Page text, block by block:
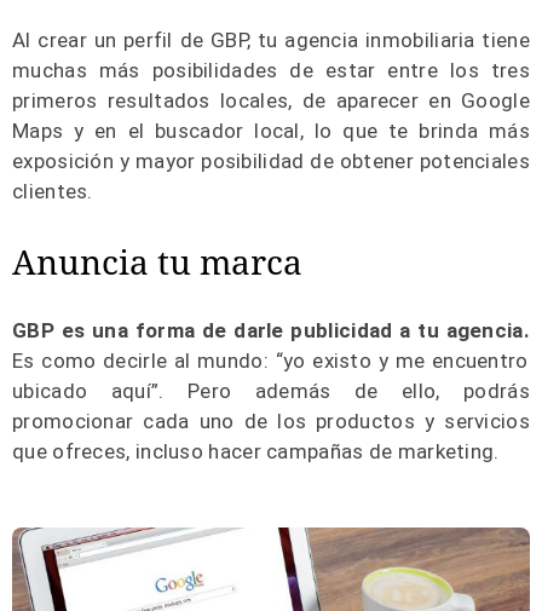
Al crear un perfil de GBP, tu agencia inmobiliaria tiene
muchas más posibilidades de estar entre los tres
primeros resultados locales, de aparecer en Google
Maps y en el buscador local, lo que te brinda más
exposición y mayor posibilidad de obtener potenciales
clientes.
Anuncia tu marca
GBP es una forma de darle publicidad a tu agencia.
Es como decirle al mundo: “yo existo y me encuentro
ubicado aquí”. Pero además de ello, podrás
promocionar cada uno de los productos y servicios
que ofreces, incluso hacer campañas de marketing.